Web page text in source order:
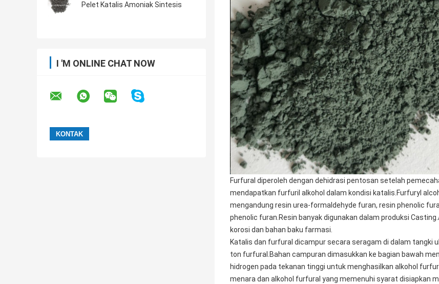
Pelet Katalis Amoniak Sintesis
I 'M ONLINE CHAT NOW
Furfural diperoleh dengan dehidrasi pentosan setelah
mendapatkan furfuril alkohol dalam kondisi katalis.Furfuryl
mengandung resin urea-formaldehyde furan, resin phenolic
phenolic furan.Resin banyak digunakan dalam produksi
korosi dan bahan baku farmasi.
Katalis dan furfural dicampur secara seragam di dalam tangki
ton furfural.Bahan campuran dimasukkan ke bagian bawah
hidrogen pada tekanan tinggi untuk menghasilkan alkohol
menara dan alkohol furfural yang memenuhi syarat disiapkan